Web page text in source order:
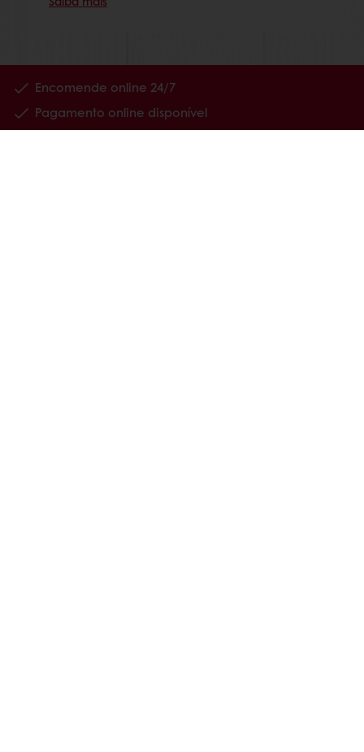
Encomende online 24/7
Pagamento online disponível